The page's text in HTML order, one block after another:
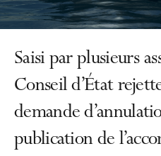
Saisi par plusieurs
Conseil d’État
demande
publication de